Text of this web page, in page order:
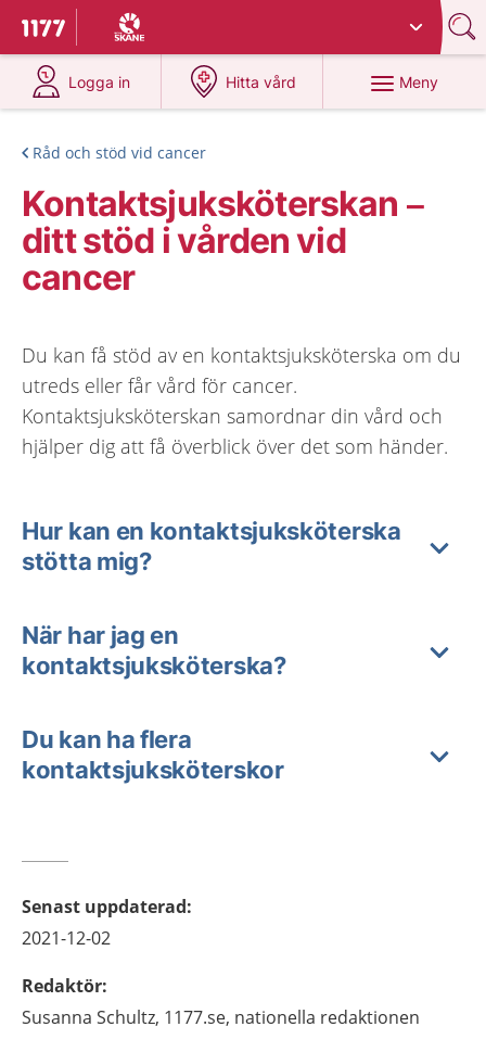
Till startsidan för 1177
Du har valt region
Logga in
på 1177.se
Hitta vård
på 1177.se
Meny
Råd och stöd vid cancer
Kontaktsjuksköterskan –
ditt stöd i vården vid
cancer
Du kan få stöd av en kontaktsjuksköterska om du
utreds eller får vård för cancer.
Kontaktsjuksköterskan samordnar din vård och
hjälper dig att få överblick över det som händer.
Hur kan en kontaktsjuksköterska
stötta mig?
När har jag en
kontaktsjuksköterska?
Du kan ha flera
kontaktsjuksköterskor
Senast uppdaterad:
2021-12-02
Redaktör:
Susanna Schultz, 1177.se, nationella redaktionen